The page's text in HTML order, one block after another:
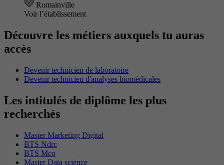
Romainville
Voir l’établissement
Découvre les métiers auxquels tu auras
accès
Devenir technicien de laboratoire
Devenir technicien d'analyses biomédicales
Les intitulés de diplôme les plus
recherchés
Master Marketing Digital
BTS Ndrc
BTS Mco
Master Data science